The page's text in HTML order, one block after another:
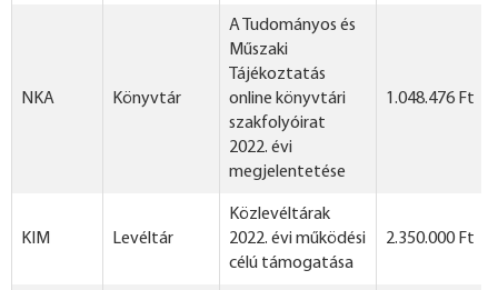
NKA Könyvtár
A Tudományos és
Műszaki
Tájékoztatás
online könyvtári
szakfolyóirat
2022. évi
megjelentetése
1.048.476 Ft
KIM Levéltár
Közlevéltárak
2022. évi működési
célú támogatása
2.350.000 Ft